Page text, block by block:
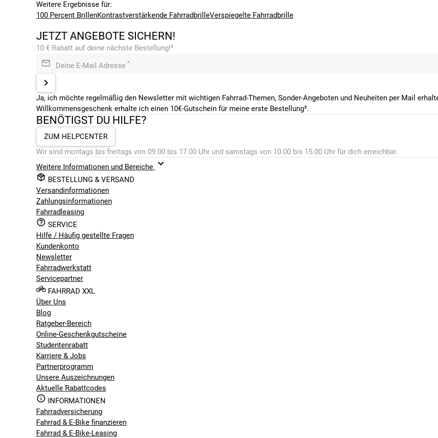
Weitere Ergebnisse für:
100 Percent BrillenKontrastverstärkende FahrradbrilleVerspiegelte Fahrradbrille
JETZT ANGEBOTE SICHERN!
10 € Rabatt auf deine nächste Bestellung!³
Deine E-Mail Adresse *
Ja, ich möchte regelmäßig den Newsletter mit wichtigen Fahrrad-Themen, Sonder-Angeboten und Neuheiten per Mail
Willkommensgeschenk erhalte ich einen 10€-Gutschein für meine erste Bestellung³.
BENÖTIGST DU HILFE?
ZUM HELPCENTER
Wir sind montags bis freitags von 09.00 bis 17.00 Uhr und samstags von 10.00 bis 15.00 Uhr für dich erreichbar.
Weitere Informationen und Bereiche
BESTELLUNG & VERSAND
Versandinformationen
Zahlungsinformationen
Fahrradleasing
SERVICE
Hilfe / Häufig gestellte Fragen
Kundenkonto
Newsletter
Fahrradwerkstatt
Servicepartner
FAHRRAD XXL
Über Uns
Blog
Ratgeber-Bereich
Online-Geschenkgutscheine
Studentenrabatt
Karriere & Jobs
Partnerprogramm
Unsere Auszeichnungen
Aktuelle Rabattcodes
INFORMATIONEN
Fahrradversicherung
Fahrrad & E-Bike finanzieren
Fahrrad & E-Bike-Leasing